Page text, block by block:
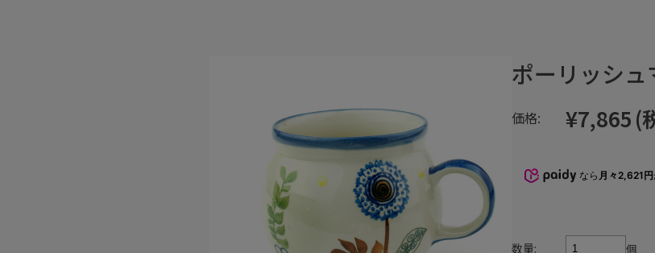
ポーリッシ
価格: ¥7,865(
なら 月々2,621円
数量: 個